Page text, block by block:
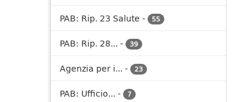
PAB: Rip. 23 Salute - 55
PAB: Rip. 28... - 39
Agenzia per i... - 23
PAB: Ufficio... - 7